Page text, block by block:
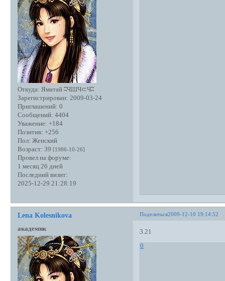
Откуда: Яматай ʭЧШЧ⊂Чʭ
Зарегистрирован: 2009-03-24
Приглашений: 0
Сообщений: 4404
Уважение: +184
Позитив: +256
Пол: Женский
Возраст: 39 [1986-10-26]
Провел на форуме:
1 месяц 26 дней
Последний визит:
2025-12-29 21:28:19
Поделиться2009-12-10 19:14:52
Lena Kolesnikova
академик 3.21
0